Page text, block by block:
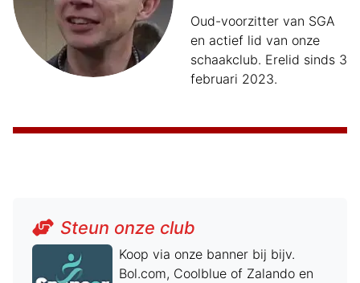
Oud-voorzitter van SGA
en actief lid van onze
schaakclub. Erelid sinds 3
februari 2023.
Steun onze club
Koop via onze banner bij bijv.
Bol.com, Coolblue of Zalando en